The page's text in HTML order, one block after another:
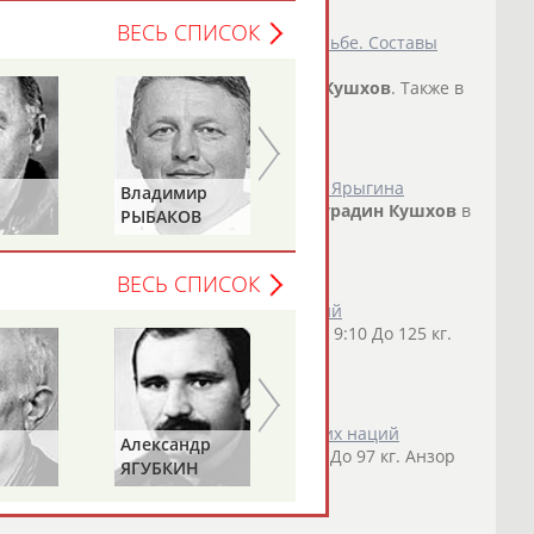
чемпионат мира по спортивной борьбе. Составы
Махова будет страховатьМурадин Кушхов. Также в
СТАДИОН
стали победителями турнира Ивана Ярыгина
(Монголия), еще один россиянин
Мурадин Кушхов в
СТАДИОН)
завоевала Кубок европейских наций
Азрет Шогенов - Асламбек Алборов - 9:10 До 125 кг.
- 3:0 ...
СТАДИОН
вольной борьбе на Кубок европейских наций
До 86 кг. Шамиль Кудиямагомедов. До 97 кг. Анзор
Кушхов
ВЕСЬ СПИСОК
Владимир
РЫБАКОВ
Александр
ДИТЯТИН
ВЕСЬ СПИСОК
Александр
ЯГУБКИН
Геннадий
ТУРЕЦКИЙ